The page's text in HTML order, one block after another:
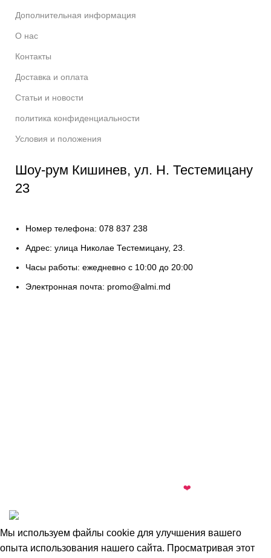
Дополнительная информация
О нас
Контакты
Доставка и оплата
Статьи и новости
политика конфиденциальности
Условия и положения
Шоу-рум Кишинев, ул. Н. Тестемицану
23
Номер телефона: 078 837 238
Адрес: улица Николае Тестемицану, 23.
Часы работы: ежедневно с 10:00 до 20:00
Электронная почта: promo@almi.md
❤️
Мы используем файлы cookie для улучшения вашего
опыта использования нашего сайта. Просматривая этот